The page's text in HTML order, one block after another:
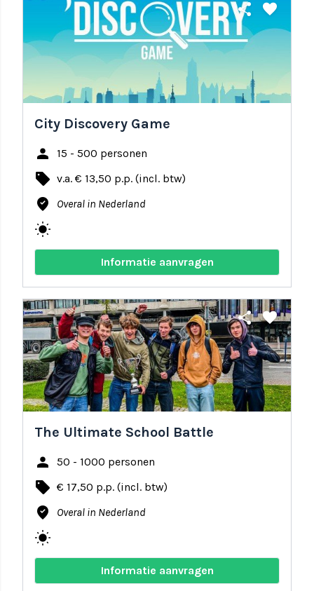
share favorite
City Discovery Game
person 15 - 500 personen
local_offer v.a. € 13,50 p.p. (incl. btw)
where_to_vote Overal in Nederland
wb_sunny
Informatie aanvragen
share favorite
The Ultimate School Battle
person 50 - 1000 personen
local_offer € 17,50 p.p. (incl. btw)
where_to_vote Overal in Nederland
wb_sunny
Informatie aanvragen